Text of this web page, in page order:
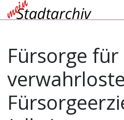
Fürsorge für